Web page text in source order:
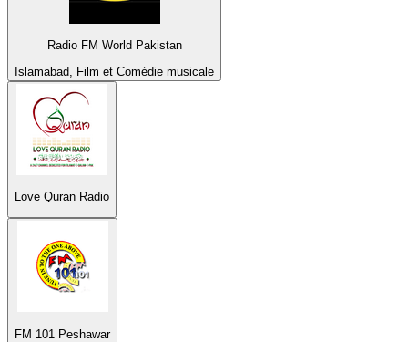
Radio FM World Pakistan
Islamabad, Film et Comédie musicale
Love Quran Radio
FM 101 Peshawar